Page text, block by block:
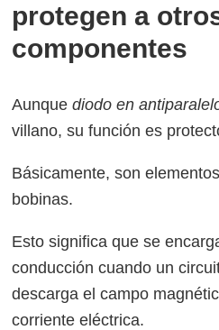
protegen a
componentes
Aunquediodo en
villano, su función es
Básicamente, son
bobinas.
Esto significa que se
conducción cuando un
descarga el campo
corriente eléctrica.